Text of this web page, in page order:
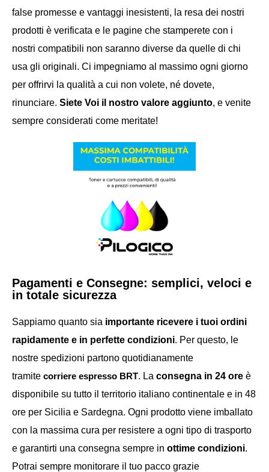
false promesse e vantaggi inesistenti, la resa dei nostri
prodotti è verificata e le pagine che stamperete con i
nostri compatibili non saranno diverse da quelle di chi
usa gli originali. Ci impegniamo al massimo ogni giorno
per offrirvi la qualità a cui non volete, né dovete,
rinunciare. Siete Voi il nostro valore aggiunto, e venite
sempre considerati come meritate!
Pagamenti e Consegne: semplici, veloci e
in totale sicurezza
Sappiamo quanto sia importante ricevere i tuoi ordini
rapidamente e in perfette condizioni. Per questo, le
nostre spedizioni partono quotidianamente
tramite corriere espresso BRT. La consegna in 24 ore è
disponibile su tutto il territorio italiano continentale e in 48
ore per Sicilia e Sardegna. Ogni prodotto viene imballato
con la massima cura per resistere a ogni tipo di trasporto
e garantirti una consegna sempre in ottime condizioni.
Potrai sempre monitorare il tuo pacco grazie